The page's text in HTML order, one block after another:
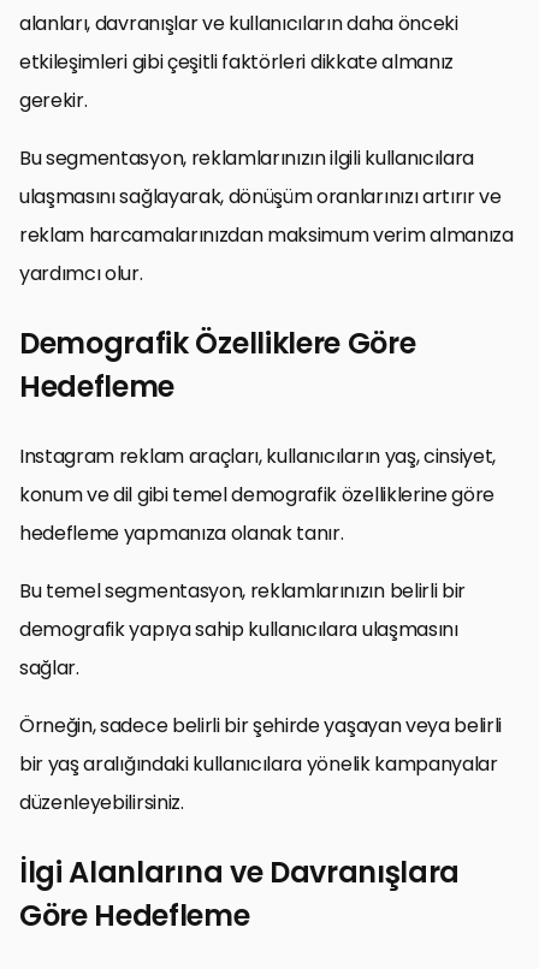
alanları, davranışlar ve kullanıcıların daha önceki
etkileşimleri gibi çeşitli faktörleri dikkate almanız
gerekir.
Bu segmentasyon, reklamlarınızın ilgili kullanıcılara
ulaşmasını sağlayarak, dönüşüm oranlarınızı artırır ve
reklam harcamalarınızdan maksimum verim almanıza
yardımcı olur.
Demografik Özelliklere Göre
Hedefleme
Instagram reklam araçları, kullanıcıların yaş, cinsiyet,
konum ve dil gibi temel demografik özelliklerine göre
hedefleme yapmanıza olanak tanır.
Bu temel segmentasyon, reklamlarınızın belirli bir
demografik yapıya sahip kullanıcılara ulaşmasını
sağlar.
Örneğin, sadece belirli bir şehirde yaşayan veya belirli
bir yaş aralığındaki kullanıcılara yönelik kampanyalar
düzenleyebilirsiniz.
İlgi Alanlarına ve Davranışlara
Göre Hedefleme